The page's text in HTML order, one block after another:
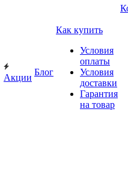
Акции
Блог
Как купить
Условия
оплаты
Условия
доставки
Гарантия
на товар